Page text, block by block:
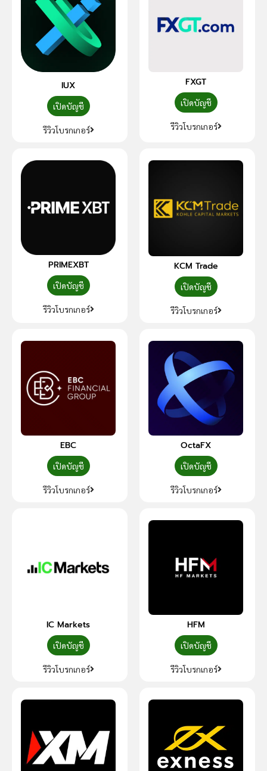
IUX
เปิดบัญชี
รีวิวโบรกเกอร์
FXGT
เปิดบัญชี
รีวิวโบรกเกอร์
PRIMEXBT
เปิดบัญชี
รีวิวโบรกเกอร์
KCM Trade
เปิดบัญชี
รีวิวโบรกเกอร์
EBC
เปิดบัญชี
รีวิวโบรกเกอร์
OctaFX
เปิดบัญชี
รีวิวโบรกเกอร์
IC Markets
เปิดบัญชี
รีวิวโบรกเกอร์
HFM
เปิดบัญชี
รีวิวโบรกเกอร์